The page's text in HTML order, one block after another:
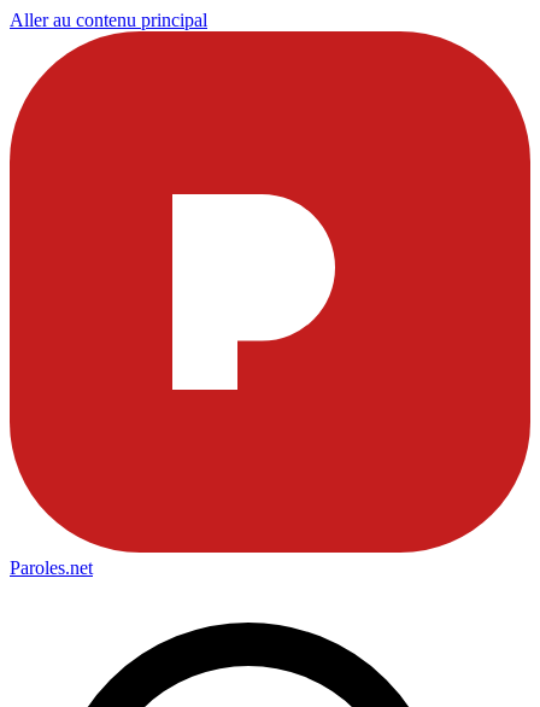
Aller au contenu principal
Paroles.net